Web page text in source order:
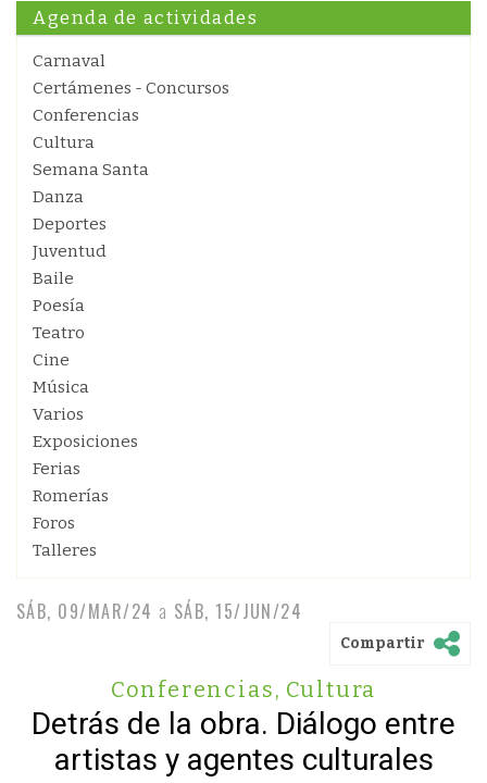
Agenda de actividades
Carnaval
Certámenes - Concursos
Conferencias
Cultura
Semana Santa
Danza
Deportes
Juventud
Baile
Poesía
Teatro
Cine
Música
Varios
Exposiciones
Ferias
Romerías
Foros
Talleres
SÁB, 09/MAR/24 a SÁB, 15/JUN/24
Compartir
Conferencias, Cultura
Detrás de la obra. Diálogo entre
artistas y agentes culturales